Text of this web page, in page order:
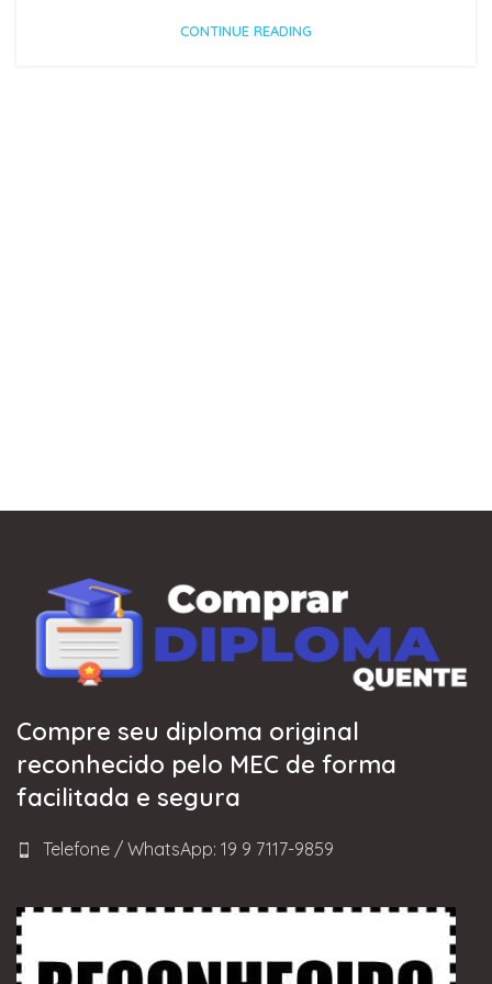
CONTINUE READING
Compre seu diploma original
reconhecido pelo MEC de forma
facilitada e segura
Telefone / WhatsApp: 19 9 7117-9859